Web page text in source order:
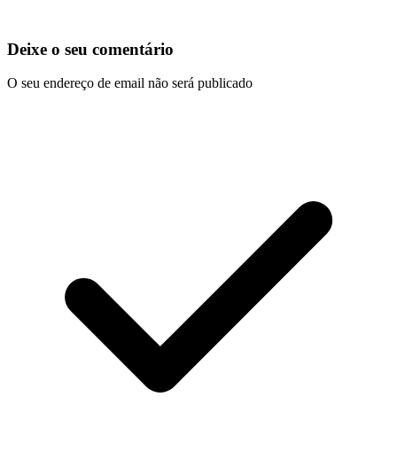
Deixe o seu comentário
O seu endereço de email não será publicado